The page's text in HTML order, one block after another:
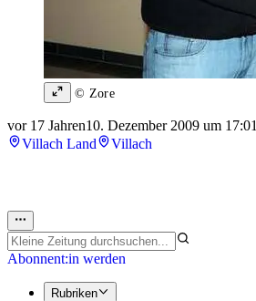
© Zore
vor 17 Jahren10. Dezember 2009 um 17:01
Villach Land
Villach
Abonnent:in werden
Rubriken